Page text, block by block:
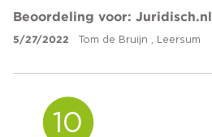
Beoordeling voor: Juridisch.nl
5/27/2022 Tom de Bruijn , Leersum
10